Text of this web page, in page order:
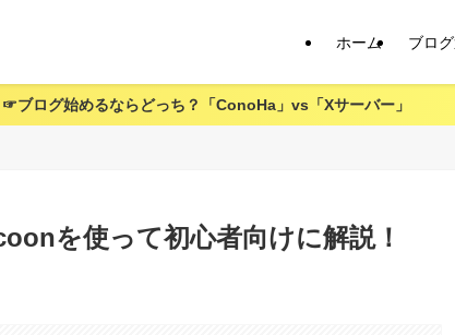
ホーム ブロ
☞ブログ始めるならどっち？「ConoHa」vs「Xサーバー」
を使って初心者向けに解説！